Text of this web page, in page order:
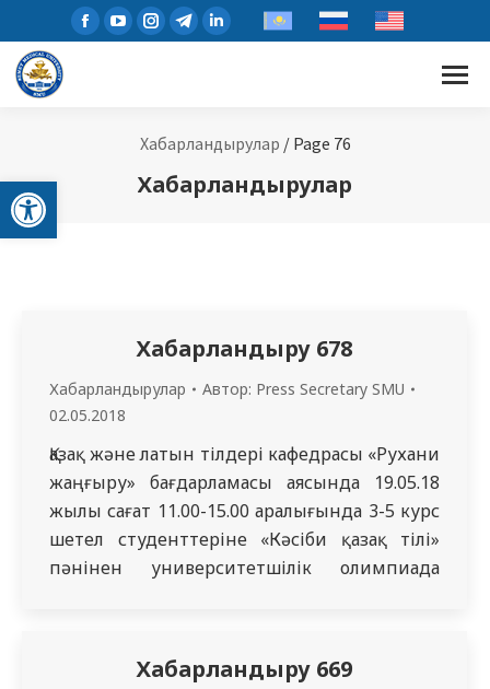
Open toolbar
Facebook
page
YouTube
page
new
Instagram
page
new
Telegram
page
Linkedin
page
Хабарландырулар / Page 76
Хабарландырулар
Хабарландыру 678
Хабарландырулар Автор: Press Secretary SMU
02.05.2018
Қазақ және латын тілдері кафедрасы «Рухани
жаңғыру» бағдарламасы аясында 19.05.18
жылы сағат 11.00-15.00 аралығында 3-5 курс
шетел студенттеріне «Кәсіби қазақ тілі»
пәнінен университетшілік олимпиада
Хабарландыру 669